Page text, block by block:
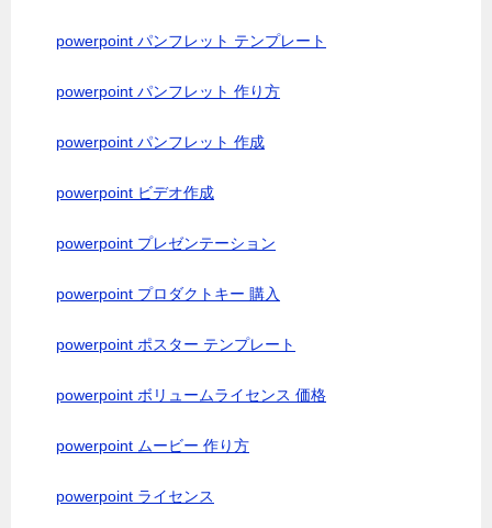
powerpoint パンフレット テンプレート
powerpoint パンフレット 作り方
powerpoint パンフレット 作成
powerpoint ビデオ作成
powerpoint プレゼンテーション
powerpoint プロダクトキー 購入
powerpoint ポスター テンプレート
powerpoint ボリュームライセンス 価格
powerpoint ムービー 作り方
powerpoint ライセンス